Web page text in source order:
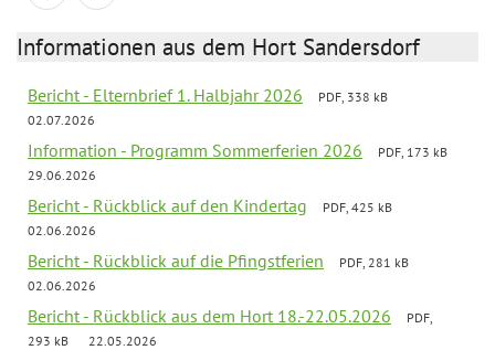
Informationen aus dem Hort Sandersdorf
Bericht - Elternbrief 1. Halbjahr 2026
PDF, 338 kB
02.07.2026
Information - Programm Sommerferien 2026
PDF, 173 kB
29.06.2026
Bericht - Rückblick auf den Kindertag
PDF, 425 kB
02.06.2026
Bericht - Rückblick auf die Pfingstferien
PDF, 281 kB
02.06.2026
Bericht - Rückblick aus dem Hort 18.-22.05.2026
PDF,
293 kB
22.05.2026